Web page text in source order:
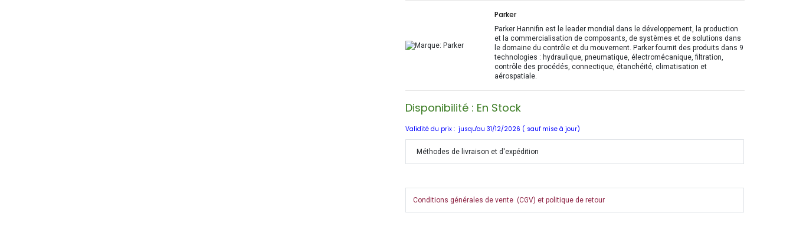
Parker
Parker Hannifin est le leader mondial dans le développement, la production
et la commercialisation de composants, de systèmes et de solutions dans
le domaine du contrôle et du mouvement. Parker fournit des produits dans 9
technologies : hydraulique, pneumatique, électromécanique, filtration,
contrôle des procédés, connectique, étanchéité, climatisation et
aérospatiale.
Disponibilité : En Stock
Validité du prix : jusqu'au 31/12/2026 ( sauf mise à jour)
Méthodes de livraison et d'expédition
Conditions générales de vente (CGV) et politique de retour